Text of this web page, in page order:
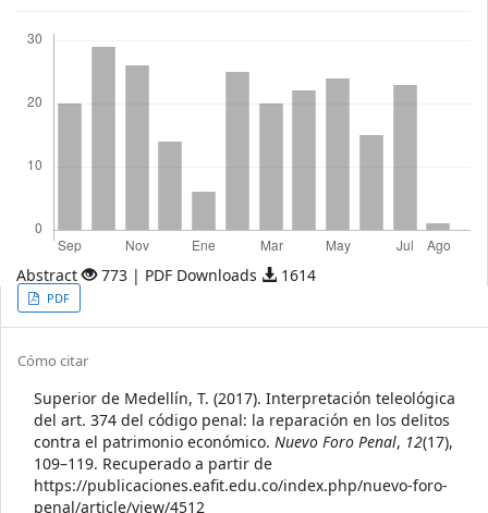
Abstract 773 | PDF Downloads 1614
Article
Sidebar
PDF
Article
Details
Cómo citar
Superior de Medellín, T. (2017). Interpretación teleológica
del art. 374 del código penal: la reparación en los delitos
contra el patrimonio económico. Nuevo Foro Penal, 12(17),
109–119. Recuperado a partir de
https://publicaciones.eafit.edu.co/index.php/nuevo-foro-
penal/article/view/4512